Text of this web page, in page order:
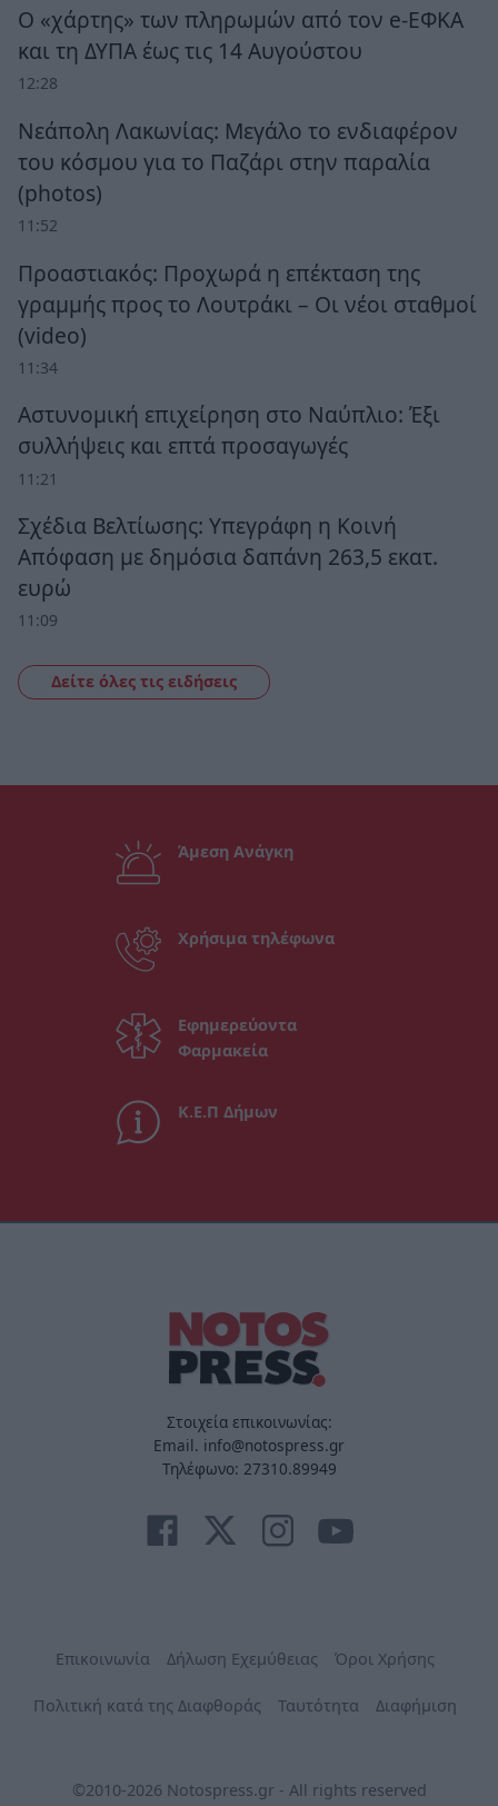
Ο «χάρτης» των πληρωμών από τον e-ΕΦΚΑ
και τη ΔΥΠΑ έως τις 14 Αυγούστου
12:28
Νεάπολη Λακωνίας: Μεγάλο το ενδιαφέρον
του κόσμου για το Παζάρι στην παραλία
(photos)
11:52
Προαστιακός: Προχωρά η επέκταση της
γραμμής προς το Λουτράκι – Οι νέοι σταθμοί
(video)
11:34
Αστυνομική επιχείρηση στο Ναύπλιο: Έξι
συλλήψεις και επτά προσαγωγές
11:21
Σχέδια Βελτίωσης: Υπεγράφη η Κοινή
Απόφαση με δημόσια δαπάνη 263,5 εκατ.
ευρώ
11:09
Δείτε όλες τις ειδήσεις
Άμεση Ανάγκη
Χρήσιμα τηλέφωνα
Εφημερεύοντα
Φαρμακεία
Κ.Ε.Π Δήμων
Στοιχεία επικοινωνίας:
Email. info@notospress.gr
Τηλέφωνο: 27310.89949
Επικοινωνία Δήλωση Εχεμύθειας Όροι Χρήσης
Πολιτική κατά της Διαφθοράς Ταυτότητα Διαφήμιση
©2010-2026 Notospress.gr - All rights reserved